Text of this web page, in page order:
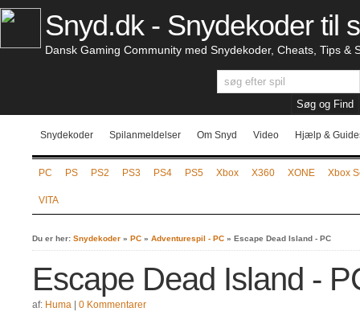
Snyd.dk - Snydekoder til
Dansk Gaming Community med Snydekoder, Cheats, Tips &
Snydekoder Spilanmeldelser Om Snyd Video Hjælp &
PC PS PS2 PS3 PS4 PS5 Xbox X360 XONE Xbox
VITA
Du er her: Snydekoder » PC » Adventurespil - PC » Escape Dead Island - PC
Escape Dead Island -
af: Huma 0 Kommentarer